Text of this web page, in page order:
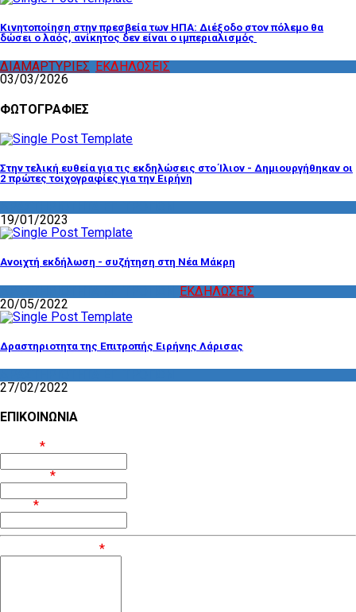
Κινητοποίηση στην πρεσβεία των ΗΠΑ: Διέξοδο στον πόλεμο θα
δώσει ο λαός, ανίκητος δεν είναι ο ιμπεριαλισμός
ΔΙΑΜΑΡΤΥΡΙΕΣ ΕΚΔΗΛΩΣΕΙΣ
03/03/2026
ΦΩΤΟΓΡΑΦΙΕΣ
Στην τελική ευθεία για τις εκδηλώσεις στο Ίλιον - Δημιουργήθηκαν οι
2 πρώτες τοιχογραφίες για την Ειρήνη
19/01/2023
Ανοιχτή εκδήλωση - συζήτηση στη Νέα Μάκρη
ΕΚΔΗΛΩΣΕΙΣ
20/05/2022
Δραστηριοτητα της Επιτροπής Ειρήνης Λάρισας
27/02/2022
ΕΠΙΚΟΙΝΩΝΙΑ
*
*
*
*